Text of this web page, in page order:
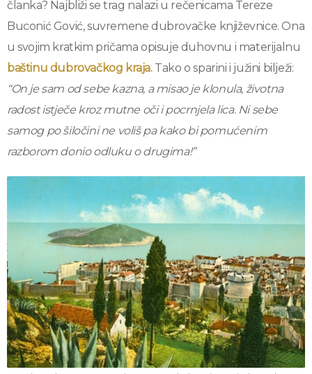
članka? Najbliži se trag nalazi u rečenicama Tereze
Buconić Gović, suvremene dubrovačke književnice. Ona
u svojim kratkim pričama opisuje duhovnu i materijalnu
baštinu dubrovačkog kraja.Tako o sparini i južini bilježi:
“On je sam od sebe kazna, a misao je klonula, životna
radost istječe kroz mutne oči i pocrnjela lica. Ni sebe
samog po šiločini ne voliš pa kako bi pomućenim
razborom donio odluku o drugima!”